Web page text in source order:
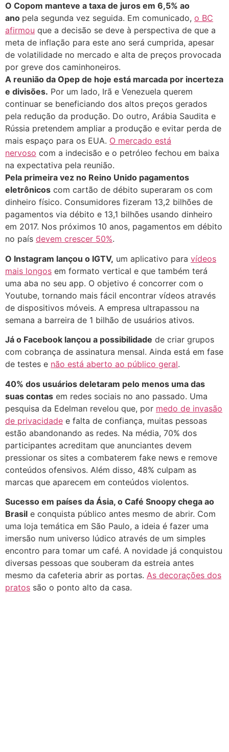
O Copom manteve a taxa de juros em 6,5% ao
ano pela segunda vez seguida. Em comunicado, o BC
afirmou que a decisão se deve à perspectiva de que a
meta de inflação para este ano será cumprida, apesar
de volatilidade no mercado e alta de preços provocada
por greve dos caminhoneiros.
A reunião da Opep de hoje está marcada por incerteza
e divisões. Por um lado, Irã e Venezuela querem
continuar se beneficiando dos altos preços gerados
pela redução da produção. Do outro, Arábia Saudita e
Rússia pretendem ampliar a produção e evitar perda de
mais espaço para os EUA. O mercado está
nervoso com a indecisão e o petróleo fechou em baixa
na expectativa pela reunião.
Pela primeira vez no Reino Unido pagamentos
eletrônicos com cartão de débito superaram os com
dinheiro físico. Consumidores fizeram 13,2 bilhões de
pagamentos via débito e 13,1 bilhões usando dinheiro
em 2017. Nos próximos 10 anos, pagamentos em débito
no país devem crescer 50%.
O Instagram lançou o IGTV, um aplicativo para vídeos
mais longos em formato vertical e que também terá
uma aba no seu app. O objetivo é concorrer com o
Youtube, tornando mais fácil encontrar vídeos através
de dispositivos móveis. A empresa ultrapassou na
semana a barreira de 1 bilhão de usuários ativos.
Já o Facebook lançou a possibilidade de criar grupos
com cobrança de assinatura mensal. Ainda está em fase
de testes e não está aberto ao público geral.
40% dos usuários deletaram pelo menos uma das
suas contas em redes sociais no ano passado. Uma
pesquisa da Edelman revelou que, por medo de invasão
de privacidade e falta de confiança, muitas pessoas
estão abandonando as redes. Na média, 70% dos
participantes acreditam que anunciantes devem
pressionar os sites a combaterem fake news e remove
conteúdos ofensivos. Além disso, 48% culpam as
marcas que aparecem em conteúdos violentos.
Sucesso em países da Ásia, o Café Snoopy chega ao
Brasil e conquista público antes mesmo de abrir. Com
uma loja temática em São Paulo, a ideia é fazer uma
imersão num universo lúdico através de um simples
encontro para tomar um café. A novidade já conquistou
diversas pessoas que souberam da estreia antes
mesmo da cafeteria abrir as portas. As decorações dos
pratos são o ponto alto da casa.